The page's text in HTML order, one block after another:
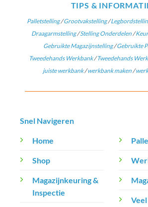
TIPS &
Palletstelling/Grootvakstelling/
Draagarmstelling/Stelling Onderdelen/
Gebruikte Magazijnstelling/Gebruikte
Tweedehands Werkbank/Tweedehands
juiste werkbank/werkbank maken/
Snel Navigeren
Home
Shop
Magazijnkeuring &
Inspectie